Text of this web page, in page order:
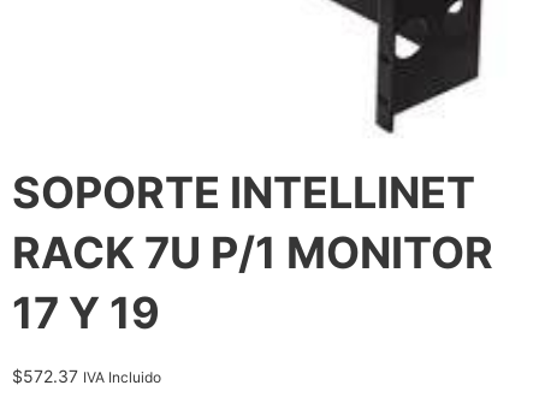
SOPORTE INTELLINET
RACK 7U P/1 MONITOR
17 Y 19
$572.37 IVA Incluido